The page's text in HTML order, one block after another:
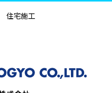
住宅施工